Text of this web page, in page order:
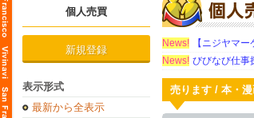
個人売買
新規登録
表示形式
最新から全表示
News!
【ニジヤマ
News! びびなび仕事
売ります / 本・